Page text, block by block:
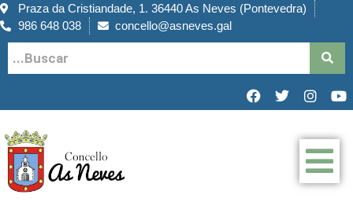
Praza da Cristiandade, 1. 36440 As Neves (Pontevedra)
986 648 038
concello@asneves.gal